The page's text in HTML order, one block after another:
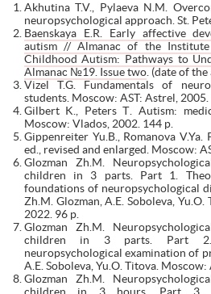
Akhutina T.V., Pylaeva N.M.
neuropsychological approach. St.
Baenskaya E.R. Early affective
autism // Almanac of the Institute
Childhood Autism: Pathways to
Almanac №19. Issue two. (date of the
Vizel T.G. Fundamentals of
students. Moscow: AST: Astrel, 2005.
Gilbert K., Peters Т. Autism:
Moscow: Vlados, 2002. 144 p.
Gippenreiter Yu.B., Romanova
ed., revised and enlarged. Moscow:
Glozman Zh.M.
children in 3 parts. Part 1.
foundations of neuropsychological
Zh.M. Glozman, A.E. Soboleva,
2022. 96 p.
Glozman Zh.M.
children in 3 parts. Part 2.
neuropsychological examination of
A.E. Soboleva, Yu.O. Titova. Moscow:
Glozman Zh.M.